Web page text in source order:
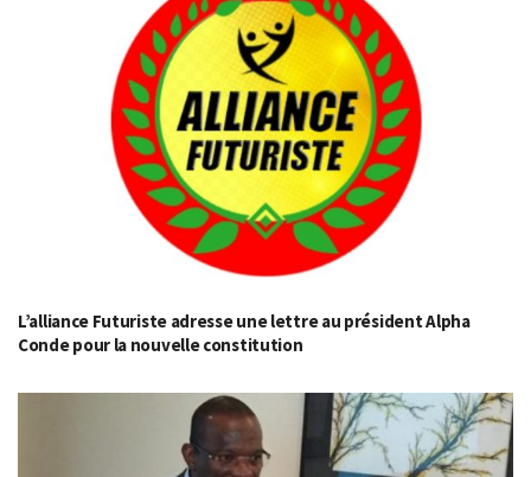
L’alliance Futuriste adresse une lettre au président Alpha
Conde pour la nouvelle constitution